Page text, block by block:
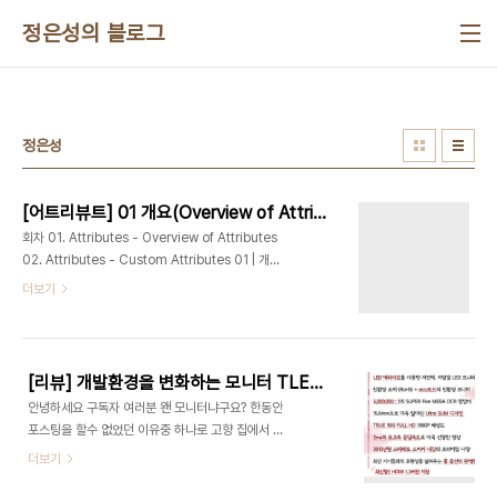
정은성의 블로그
정은성
[어트리뷰트] 01 개요(Overview of Attributes)
회차 01. Attributes - Overview of Attributes
02. Attributes - Custom Attributes 01 | 개요
(Overview of Attributes) 어트리뷰트는 클래스
들 때 유용하게 쓸 수 있습니다. 실제, 어트리뷰트는
클래스 멤버변수로 관리하기에는 적절하지 않고 주
로 코드 외부에서 어떤 자료형에 대한 서술이 필요할
때 많이 사용하는 편입니다. Attributes 소개 어트
리뷰트는 최근 자바 이노테이션(Annotation)의 등
더보기
[리뷰] 개발환경을 변화하는 모니터 TLED24 : 알파스캔 프레스티지 TLED24
안녕하세요 구독자 여러분 왠 모니터냐구요? 한동안
포스팅을 할수 없었던 이유중 하나로 고향 집에서 모
니터를 가져오지 못해 한동안 원시시대로 돌아갔었
더보기